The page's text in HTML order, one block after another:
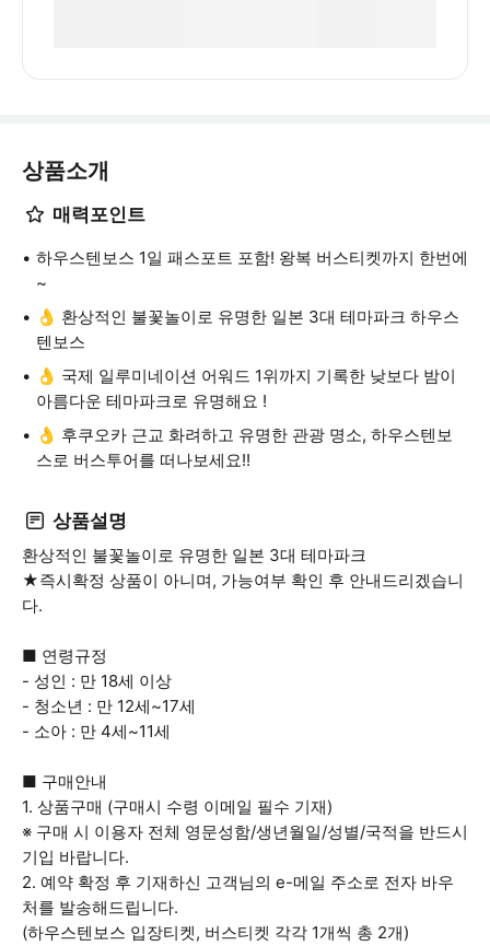
상품소개
매력포인트
하우스텐보스 1일 패스포트 포함! 왕복 버스티켓까지 한번에
~
👌 환상적인 불꽃놀이로 유명한 일본 3대 테마파크 하우스
텐보스
👌 국제 일루미네이션 어워드 1위까지 기록한 낮보다 밤이
아름다운 테마파크로 유명해요 !
👌 후쿠오카 근교 화려하고 유명한 관광 명소, 하우스텐보
스로 버스투어를 떠나보세요!!
상품설명
환상적인 불꽃놀이로 유명한 일본 3대 테마파크
★즉시확정 상품이 아니며, 가능여부 확인 후 안내드리겠습니
다.
■ 연령규정
- 성인 : 만 18세 이상
- 청소년 : 만 12세~17세
- 소아 : 만 4세~11세
■ 구매안내
1. 상품구매 (구매시 수령 이메일 필수 기재)
※ 구매 시 이용자 전체 영문성함/생년월일/성별/국적을 반드시
기입 바랍니다.
2. 예약 확정 후 기재하신 고객님의 e-메일 주소로 전자 바우
처를 발송해드립니다.
(하우스텐보스 입장티켓, 버스티켓 각각 1개씩 총 2개)